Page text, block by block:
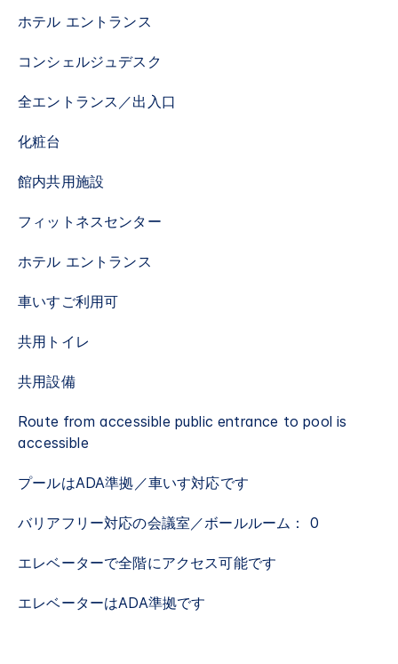
ホテル エントランス
コンシェルジュデスク
全エントランス／出入口
化粧台
館内共用施設
フィットネスセンター
ホテル エントランス
車いすご利用可
共用トイレ
共用設備
Route from accessible public entrance to pool is
accessible
プールはADA準拠／車いす対応です
バリアフリー対応の会議室／ボールルーム： 0
エレベーターで全階にアクセス可能です
エレベーターはADA準拠です